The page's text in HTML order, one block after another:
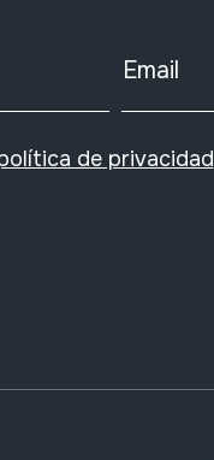
Email
de privacidad